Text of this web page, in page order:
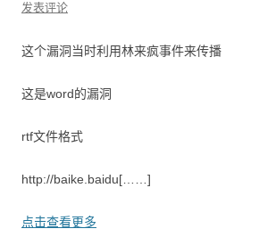
发表评论
这个漏洞当时利用林来疯事件来传播
这是word的漏洞
rtf文件格式
http://baike.baidu[……]
点击查看更多